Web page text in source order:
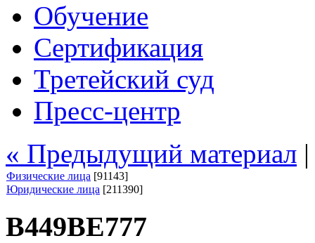
Обучение
Сертификация
Третейский суд
Пресс-центр
« Предыдущий материал
Физические лица [91143]
Юридические лица [211390]
В449ВЕ777